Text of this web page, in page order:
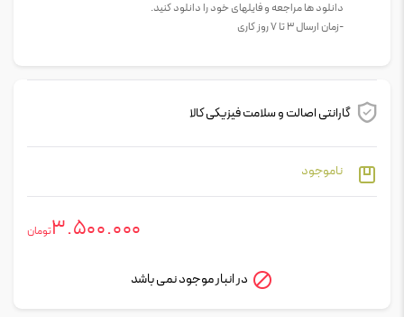
دانلود ها مراجعه و فایلهای خود را دانلود کنید.
-زمان ارسال 3 تا 7 روز کاری
گارانتی اصالت و سلامت فیزیکی کالا
ناموجود
3.500.000تومان
در انبار موجود نمی باشد